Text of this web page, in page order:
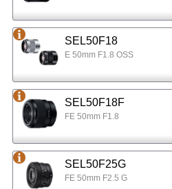
SEL50F18
E 50mm F1.8 OSS
SEL50F18F
FE 50mm F1.8
SEL50F25G
FE 50mm F2.5 G